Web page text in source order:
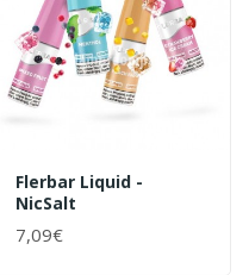
Flerbar Liquid -
NicSalt
7,09€